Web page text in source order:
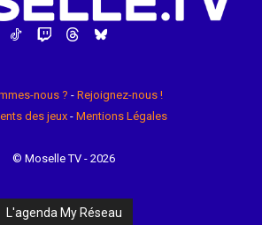
nous ? - Rejoignez-nous !
des jeux- Mentions Légales
© Moselle TV - 2026
L'agenda My Réseau